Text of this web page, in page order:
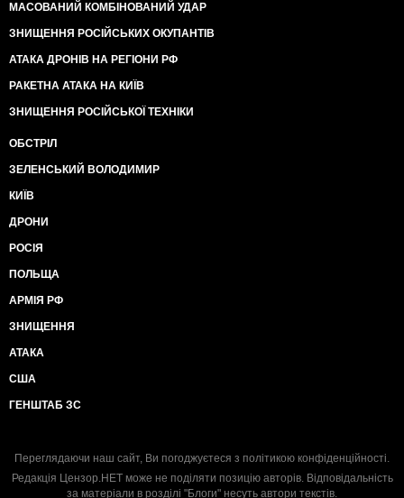
МАСОВАНИЙ КОМБІНОВАНИЙ УДАР
ЗНИЩЕННЯ РОСІЙСЬКИХ ОКУПАНТІВ
АТАКА ДРОНІВ НА РЕГІОНИ РФ
РАКЕТНА АТАКА НА КИЇВ
ЗНИЩЕННЯ РОСІЙСЬКОЇ ТЕХНІКИ
ОБСТРІЛ
ЗЕЛЕНСЬКИЙ ВОЛОДИМИР
КИЇВ
ДРОНИ
РОСІЯ
ПОЛЬЩА
АРМІЯ РФ
ЗНИЩЕННЯ
АТАКА
США
ГЕНШТАБ ЗС
Переглядаючи наш сайт, Ви погоджуєтеся з політикою конфіденційності.
Редакція Цензор.НЕТ може не поділяти позицію авторів. Відповідальність
за матеріали в розділі "Блоги" несуть автори текстів.